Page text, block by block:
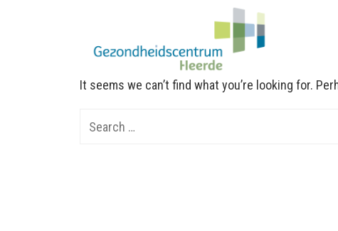
It seems we can’t find what you’re looking for.
for: